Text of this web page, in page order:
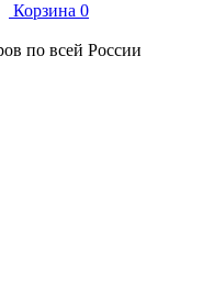
Корзина 0
по всей России